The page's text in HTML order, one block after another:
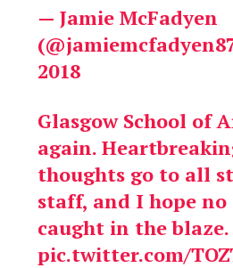
— Jamie McFadyen
2018
Glasgow School of
again.
thoughts go to all
staff, and I hope no
caught in the blaze.
pic.twitter.com/